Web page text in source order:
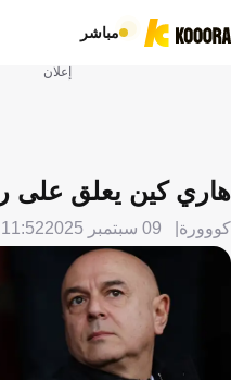
مباشر
إعلان
هاري كين يعلق على
كووورة 09 سبتمبر 2025 11:52